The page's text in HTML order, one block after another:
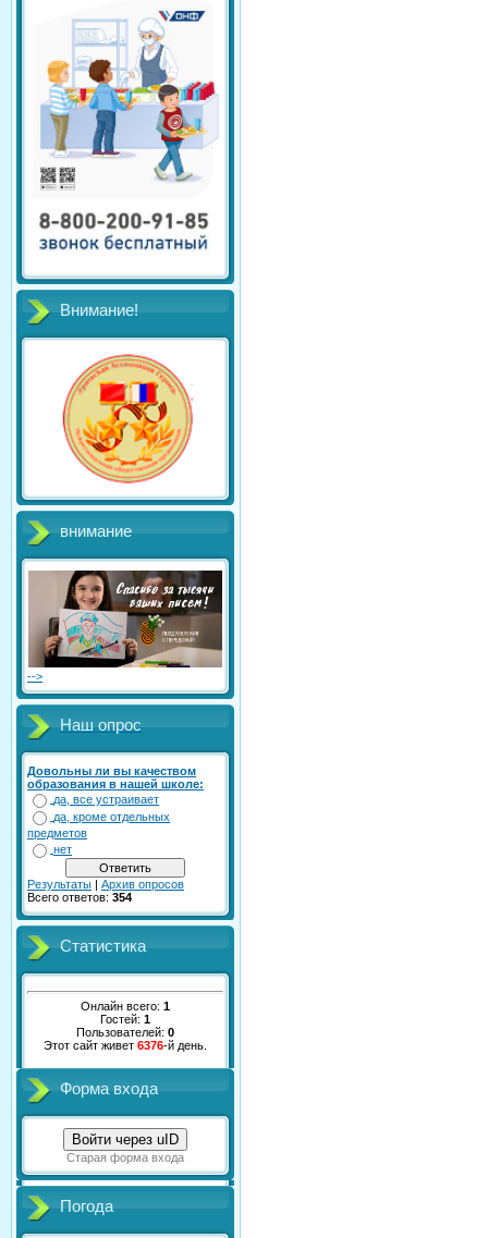
Внимание!
внимание
-->
Наш опрос
Довольны ли вы качеством
образования в нашей школе:
да, все устраивает
да, кроме отдельных
предметов
нет
Результаты | Архив опросов
Всего ответов: 354
Статистика
Онлайн всего: 1
Гостей: 1
Пользователей: 0
Этот сайт живет 6376-й день.
Форма входа
Войти через uID
Старая форма входа
Погода